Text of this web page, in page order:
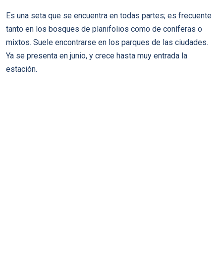
Es una seta que se encuentra en todas partes; es frecuente
tanto en los bosques de planifolios como de coníferas o
mixtos. Suele encontrarse en los parques de las ciudades.
Ya se presenta en junio, y crece hasta muy entrada la
estación.